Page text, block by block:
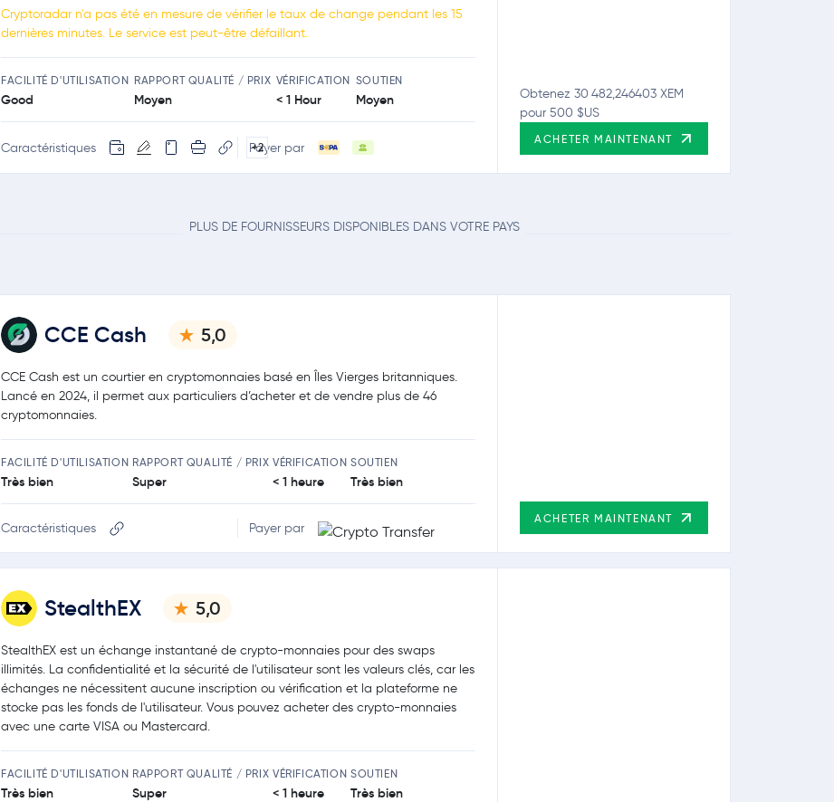
Cryptoradar n'a pas été en mesure de vérifier le taux de change pendant les 15
dernières minutes. Le service est peut-être défaillant.
FACILITÉ D'UTILISATION
Good
RAPPORT QUALITÉ / PRIX
Moyen
VÉRIFICATION
< 1 Hour
SOUTIEN
Moyen
Caractéristiques +2
Payer par
Obtenez 30 482,246403 XEM
pour 500 $US
ACHETER MAINTENANT
PLUS DE FOURNISSEURS DISPONIBLES DANS VOTRE PAYS
CCE Cash 5,0
CCE Cash est un courtier en cryptomonnaies basé en Îles Vierges britanniques.
Lancé en 2024, il permet aux particuliers d’acheter et de vendre plus de 46
cryptomonnaies.
FACILITÉ D'UTILISATION
Très bien
RAPPORT QUALITÉ / PRIX
Super
VÉRIFICATION
< 1 heure
SOUTIEN
Très bien
Caractéristiques Payer par
ACHETER MAINTENANT
StealthEX 5,0
StealthEX est un échange instantané de crypto-monnaies pour des swaps
illimités. La confidentialité et la sécurité de l'utilisateur sont les valeurs clés, car les
échanges ne nécessitent aucune inscription ou vérification et la plateforme ne
stocke pas les fonds de l'utilisateur. Vous pouvez acheter des crypto-monnaies
avec une carte VISA ou Mastercard.
FACILITÉ D'UTILISATION
Très bien
RAPPORT QUALITÉ / PRIX
Super
VÉRIFICATION
< 1 heure
SOUTIEN
Très bien